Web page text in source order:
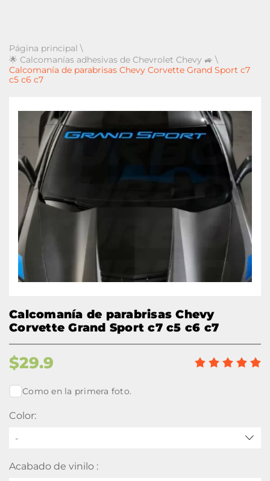
Página principal \
🌟 Calcomanías adhesivas de Chevrolet Chevy 🚙 \
Calcomanía de parabrisas Chevy Corvette Grand Sport c7
c5 c6 c7
Calcomanía de parabrisas Chevy
Corvette Grand Sport c7 c5 c6 c7
$29.9
Como en la primera foto.
Color:
-
Acabado de vinilo :